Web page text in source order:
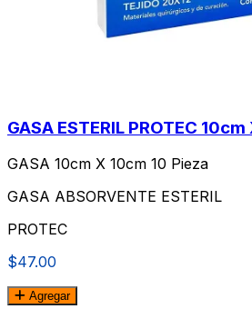
GASA ESTERIL PROTEC
GASA 10cm X 10cm 10 Pieza
GASA ABSORVENTE ESTERIL
PROTEC
$47.00
Agregar